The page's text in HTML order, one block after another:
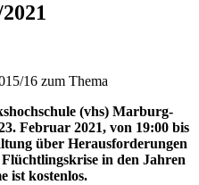
16 zum Thema
(vhs) Marburg-
Februar 2021, von 19:00 bis
über Herausforderungen
in den Jahren
ist kostenlos.